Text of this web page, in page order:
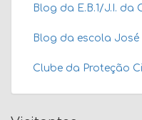
Blog da E.B.1/J.I.
Blog da escola José
Clube da Proteção